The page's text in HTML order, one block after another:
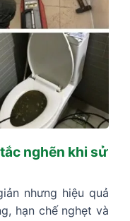
nghẽn khi sử
nhưng hiệu quả
hạn chế nghẹt và